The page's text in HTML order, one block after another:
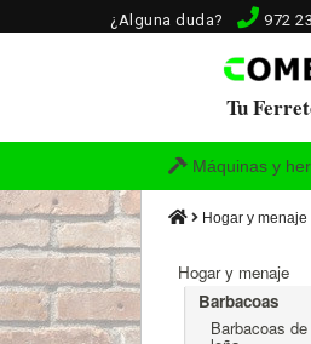
¿Alguna duda? 972
Tu
Máquinas y
Hogar y menaje
Hogar y menaje
Barbacoas
Barbacoas